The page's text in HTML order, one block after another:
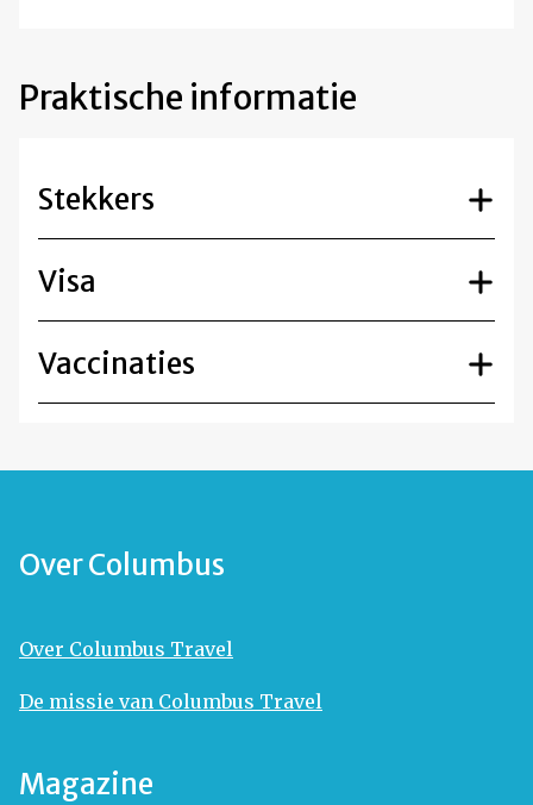
Praktische informatie
Stekkers
Visa
Vaccinaties
Over Columbus
Over Columbus Travel
De missie van Columbus Travel
Magazine